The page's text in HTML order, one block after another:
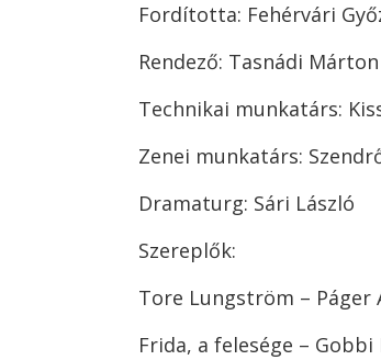
Fordította: Fehérvári
Rendező: Tasnádi Márton
Technikai munkatárs:
Zenei munkatárs:
Dramaturg: Sári László
Szereplők:
Tore Lungström – Páger
Frida, a felesége – Gobbi